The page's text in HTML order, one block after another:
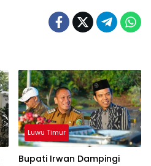
Luwu Timur
Bupati Irwan Dampingi